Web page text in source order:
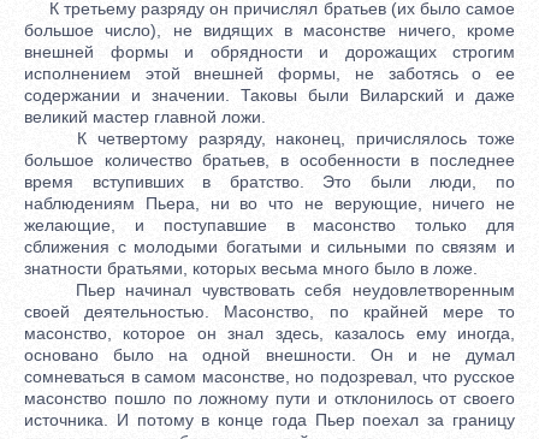
К третьему разряду он причислял братьев (их было самое
большое число), не видящих в масонстве ничего, кроме
внешней формы и обрядности и дорожащих строгим
исполнением этой внешней формы, не заботясь о ее
содержании и значении. Таковы были Виларский и даже
великий мастер главной ложи.
К четвертому разряду, наконец, причислялось тоже
большое количество братьев, в особенности в последнее
время вступивших в братство. Это были люди, по
наблюдениям Пьера, ни во что не верующие, ничего не
желающие, и поступавшие в масонство только для
сближения с молодыми богатыми и сильными по связям и
знатности братьями, которых весьма много было в ложе.
Пьер начинал чувствовать себя неудовлетворенным
своей деятельностью. Масонство, по крайней мере то
масонство, которое он знал здесь, казалось ему иногда,
основано было на одной внешности. Он и не думал
сомневаться в самом масонстве, но подозревал, что русское
масонство пошло по ложному пути и отклонилось от своего
источника. И потому в конце года Пьер поехал за границу